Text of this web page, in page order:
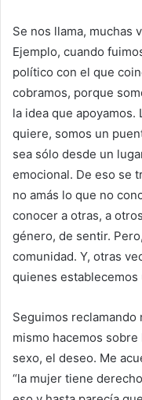
Se nos llama, muchas
Ejemplo, cuando
político con el que
cobramos, porque
la idea que apoyamos.
quiere, somos un
sea sólo desde un
emocional. De eso se
no amás lo que no
conocer a otras, a
género, de sentir.
comunidad. Y, otras
quienes establecemos
Seguimos
mismo hacemos
sexo, el deseo. Me
“la mujer tiene